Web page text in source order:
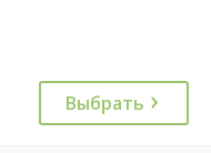
Выбрать